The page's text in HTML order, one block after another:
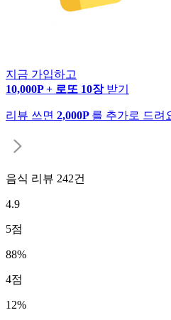
지금 가입하고
10,000P + 로또 10장 받기
리뷰 쓰면 2,000P 를 추가로 드려
음식 리뷰 242건
4.9
5점
88%
4점
12%